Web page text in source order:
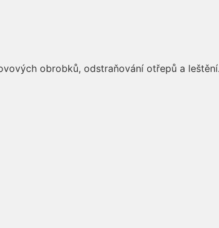
obrobků, odstraňování otřepů a leštění.